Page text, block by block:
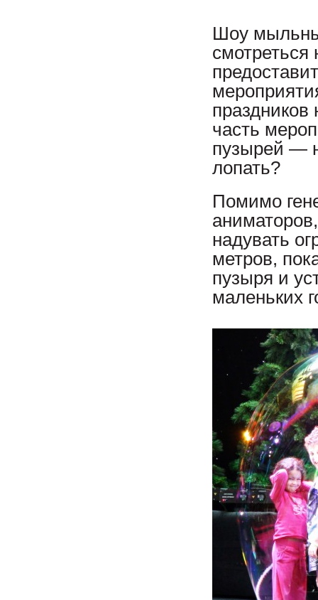
Шоу
часть
пузырей —
лопать?
Помимо
надувать
метров,
пузыря и
маленьких